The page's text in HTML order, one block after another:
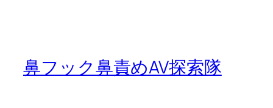
鼻フック鼻責めAV探索隊